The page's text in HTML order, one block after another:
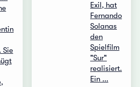
Sie
Exil, hat
Fernando
Solanas
den
Spielfilm
"Sur"
realisiert.
Ein ...